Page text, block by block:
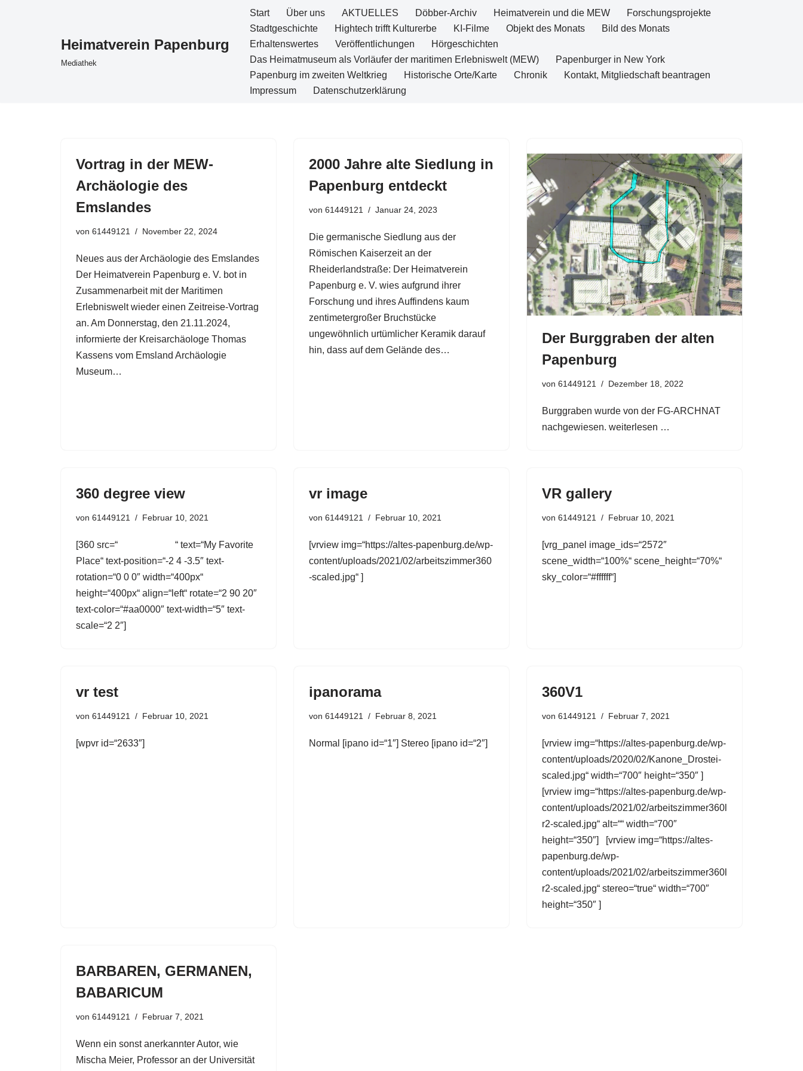
Heimatverein Papenburg
Mediathek
Start Über uns AKTUELLES Döbber-Archiv Heimatverein und die MEW
Forschungsprojekte
Stadtgeschichte
Hightech trifft Kulturerbe KI-Filme Objekt des Monats
Bild des Monats
Erhaltenswertes
Veröffentlichungen
Hörgeschichten
Das Heimatmuseum als Vorläufer der maritimen Erlebniswelt (MEW)
Papenburger in New York
Papenburg im zweiten Weltkrieg
Historische Orte/Karte Chronik
Kontakt, Mitgliedschaft beantragen
Impressum
Datenschutzerklärung
Vortrag in der MEW-
Archäologie des
Emslandes
von 61449121 November 22, 2024
Neues aus der Archäologie des Emslandes
Der Heimatverein Papenburg e. V. bot in
Zusammenarbeit mit der Maritimen
Erlebniswelt wieder einen Zeitreise-Vortrag
an. Am Donnerstag, den 21.11.2024,
informierte der Kreisarchäologe Thomas
Kassens vom Emsland Archäologie
Museum…
2000 Jahre alte Siedlung in
Papenburg entdeckt
von 61449121 Januar 24, 2023
Die germanische Siedlung aus der
Römischen Kaiserzeit an der
Rheiderlandstraße: Der Heimatverein
Papenburg e. V. wies aufgrund ihrer
Forschung und ihres Auffindens kaum
zentimetergroßer Bruchstücke
ungewöhnlich urtümlicher Keramik darauf
hin, dass auf dem Gelände des…
Der Burggraben der alten
Papenburg
von 61449121 Dezember 18, 2022
Burggraben wurde von der FG-ARCHNAT
nachgewiesen. weiterlesen …
360 degree view
von 61449121 Februar 10, 2021
[360 src=“ “ text=“My Favorite
Place“ text-position=“-2 4 -3.5″ text-
rotation=“0 0 0″ width=“400px“
height=“400px“ align=“left“ rotate=“2 90 20″
text-color=“#aa0000″ text-width=“5″ text-
scale=“2 2″]
vr image
von 61449121 Februar 10, 2021
[vrview img=“https://altes-papenburg.de/wp-
content/uploads/2021/02/arbeitszimmer360
-scaled.jpg“ ]
VR gallery
von 61449121 Februar 10, 2021
[vrg_panel image_ids=“2572″
scene_width=“100%“ scene_height=“70%“
sky_color=“#ffffff“]
vr test
von 61449121 Februar 10, 2021
[wpvr id=“2633″]
ipanorama
von 61449121 Februar 8, 2021
Normal [ipano id=“1″] Stereo [ipano id=“2″]
360V1
von 61449121 Februar 7, 2021
[vrview img=“https://altes-papenburg.de/wp-
content/uploads/2020/02/Kanone_Drostei-
scaled.jpg“ width=“700″ height=“350″ ]
[vrview img=“https://altes-papenburg.de/wp-
content/uploads/2021/02/arbeitszimmer360l
r2-scaled.jpg“ alt=““ width=“700″
height=“350″] [vrview img=“https://altes-
papenburg.de/wp-
content/uploads/2021/02/arbeitszimmer360l
r2-scaled.jpg“ stereo=“true“ width=“700″
height=“350″ ]
BARBAREN, GERMANEN,
BABARICUM
von 61449121 Februar 7, 2021
Wenn ein sonst anerkannter Autor, wie
Mischa Meier, Professor an der Universität